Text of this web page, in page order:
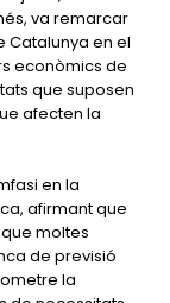
va remarcar
Catalunya en el
econòmics de
que suposen
afecten la
en la
afirmant que
moltes
de previsió
la